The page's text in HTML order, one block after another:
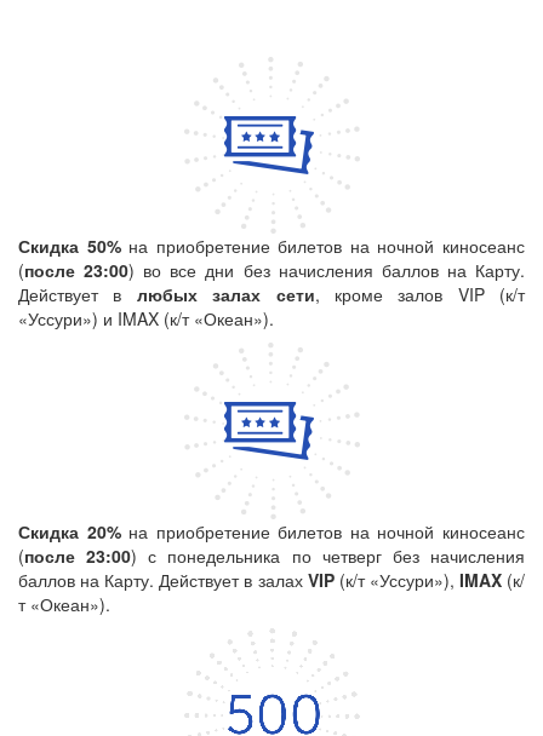
Скидка 50%на приобретение билетов на ночной киносеанс
(после 23:00) во все дни без начисления баллов на Карту.
Действует в любых залах сети, кроме залов VIP (к/т
«Уссури») и IMAX (к/т «Океан»).
Скидка 20%на приобретение билетов на ночной киносеанс
(после 23:00) с понедельника по четверг без начисления
баллов на Карту. Действует в залах VIP(к/т «Уссури»), IMAX(к/
т «Океан»).